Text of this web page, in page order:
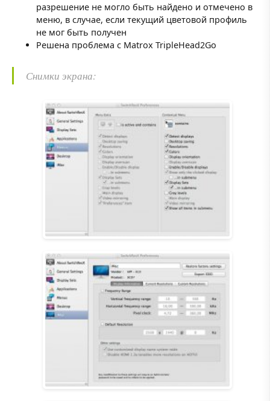
разрешение не могло быть найдено и отмечено в
меню, в случае, если текущий цветовой профиль
не мог быть получен
Решена проблема с Matrox TripleHead2Go
Снимки экрана: